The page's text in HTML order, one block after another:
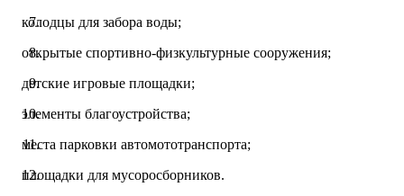
колодцы для забора воды;
открытые спортивно-физкультурные сооружения;
детские игровые площадки;
элементы благоустройства;
места парковки автомототранспорта;
площадки для мусоросборников.